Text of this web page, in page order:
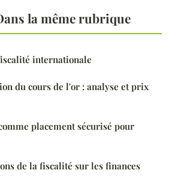
la même rubrique
internationale
du cours de l'or : analyse et prix
placement sécurisé pour
de la fiscalité sur les finances